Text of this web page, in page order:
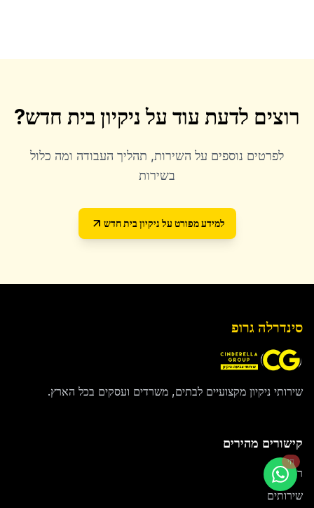
רוצים לדעת עוד על ניקיון בית חדש?
לפרטים נוספים על השירות, תהליך העבודה ומה כלול
בשירות
למידע מפורט על ניקיון בית חדש
סינדרלה גרופ
שירותי ניקיון מקצועיים לבתים, משרדים ועסקים בכל הארץ.
קישורים מהירים
ראשי
שירותים
חי